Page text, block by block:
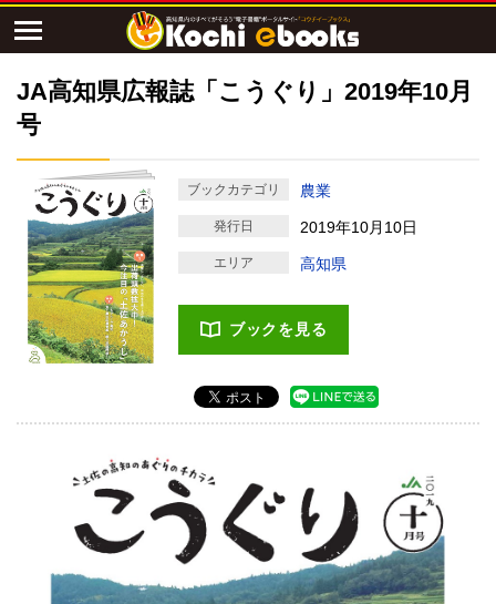
JA高知県広報誌「こうぐり」2019年10月
号
ブックカテゴリ 農業
発行日 2019年10月10日
エリア 高知県
ブックを見る